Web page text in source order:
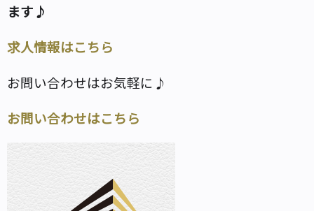
ます♪
求人情報はこちら
お問い合わせはお気軽に♪
お問い合わせはこちら